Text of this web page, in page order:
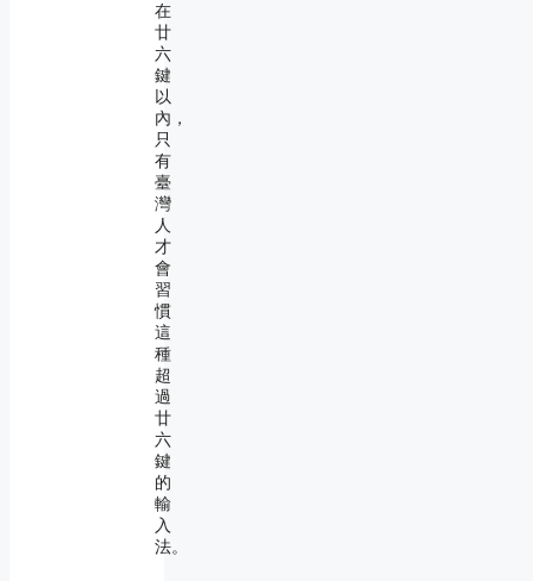
在
廿
六
鍵
以
內，
只
有
臺
灣
人
才
會
習
慣
這
種
超
過
廿
六
鍵
的
輸
入
法。